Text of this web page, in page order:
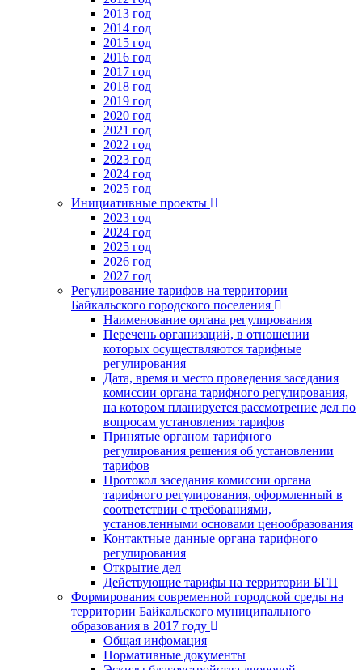
2013 год
2014 год
2015 год
2016 год
2017 год
2018 год
2019 год
2020 год
2021 год
2022 год
2023 год
2024 год
2025 год
Инициативные проекты
2023 год
2024 год
2025 год
2026 год
2027 год
Регулирование тарифов на территории
Байкальского городского поселения
Наименование органа регулирования
Перечень организаций, в отношении
которых осуществляются тарифные
регулирования
Дата, время и место проведения заседания
комиссии органа тарифного регулирования,
на котором планируется рассмотрение дел по
вопросам установления тарифов
Принятые органом тарифного
регулирования решения об установлении
тарифов
Протокол заседания комиссии органа
тарифного регулирования, оформленный в
соответствии с требованиями,
установленными основами ценообразования
Контактные данные органа тарифного
регулирования
Открытие дел
Действующие тарифы на территории БГП
Формирования современной городской среды на
территории Байкальского муниципального
образования в 2017 году
Общая инфомация
Нормативные документы